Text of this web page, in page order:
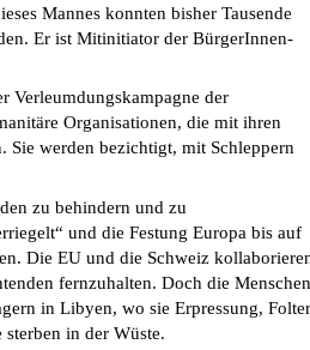
Mannes konnten bisher Tausende
Er ist Mitinitiator der BürgerInnen-
Verleumdungskampagne der
Organisationen, die mit ihren
Sie werden bezichtigt, mit Schleppern
zu behindern und zu
und die Festung Europa bis auf
Die EU und die Schweiz
fernzuhalten. Doch die Menschen
in Libyen, wo sie Erpressung, Folter
in der Wüste.